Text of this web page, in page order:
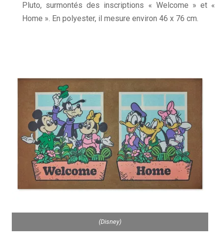
Pluto, surmontés des inscriptions « Welcome » et «
Home ». En polyester, il mesure environ 46 x 76 cm.
(Disney)